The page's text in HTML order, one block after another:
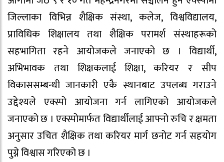
जिल्लाका विभिन्न शैक्षिक संस्था, कलेज, विश्वविद्यालय,
प्राविधिक शिक्षालय तथा शैक्षिक परामर्श संस्थाहरूको
सहभागिता रहने आयोजकले जनाएको छ । विद्यार्थी,
अभिभावक तथा शिक्षकलाई शिक्षा, करियर र सीप
विकाससम्बन्धी जानकारी एकै स्थानबाट उपलब्ध गराउने
उद्देश्यले एक्स्पो आयोजना गर्न लागिएको आयोजकले
जनाएको छ । एक्स्पोमार्फत विद्यार्थीलाई आफ्नो रुचि र क्षमता
अनुसार उचित शैक्षिक तथा करियर मार्ग छनोट गर्न सहयोग
पुग्ने विश्वास गरिएको छ ।